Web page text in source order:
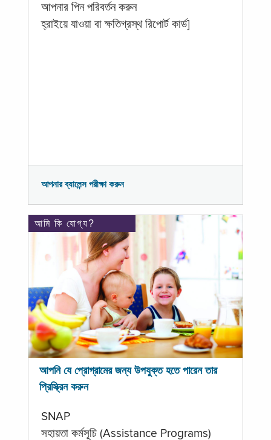
আপনার পিন পরিবর্তন করুন
হ্রাইয়ে যাওয়া বা ক্ষতিগ্রস্থ রিপোর্ট কার্ড]
আপনার ব্যালেন্স পরীক্ষা করুন
আমি কি যোগ্য?
আপনি যে প্রোগ্রামের জন্য উপযুক্ত হতে পারেন তার
প্রিস্ক্রিন করুন
SNAP
সহায়তা কর্মসূচি (Assistance Programs)